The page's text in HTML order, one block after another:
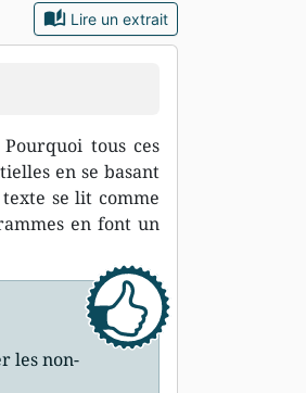
auto_stories Lire un extrait
tous ces
en se basant
se lit comme
en font un
les non-